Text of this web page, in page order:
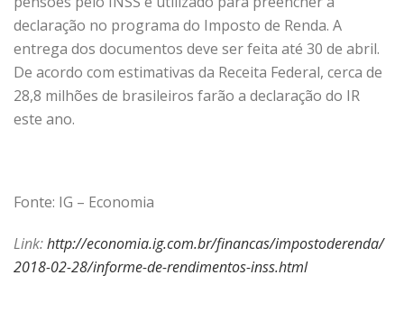
declaração no programa do Imposto de Renda. A
entrega dos documentos deve ser feita até 30 de abril.
De acordo com estimativas da Receita Federal, cerca de
28,8 milhões de brasileiros farão a declaração do IR
este ano.
Fonte: IG – Economia
Link:http://economia.ig.com.br/financas/impostoderenda/
2018-02-28/informe-de-rendimentos-inss.html